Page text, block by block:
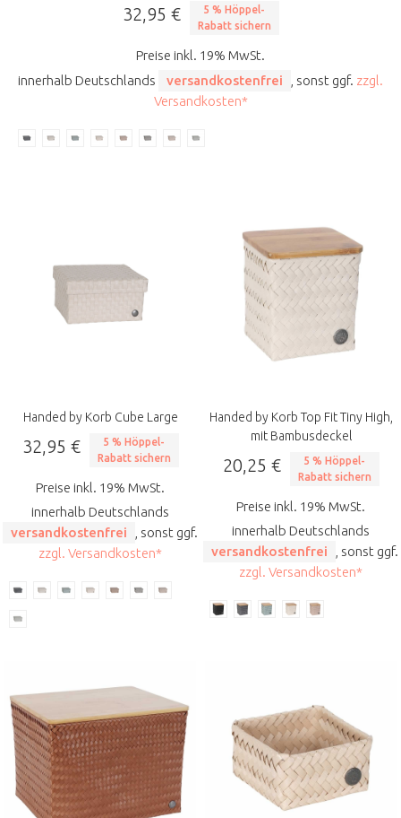
32,95 €
5 % Höppel-
Rabatt sichern
Preise inkl. 19% MwSt.
innerhalb Deutschlands
versandkostenfrei , sonst ggf. zzgl.
Versandkosten*
Handed by Korb Cube Large
32,95 €
5 % Höppel-
Rabatt sichern
Preise inkl. 19% MwSt.
innerhalb Deutschlands
versandkostenfrei
, sonst ggf.
zzgl. Versandkosten*
Handed by Korb Top Fit Tiny High,
mit Bambusdeckel
20,25 €
5 % Höppel-
Rabatt sichern
Preise inkl. 19% MwSt.
innerhalb Deutschlands
versandkostenfrei
, sonst ggf.
zzgl. Versandkosten*